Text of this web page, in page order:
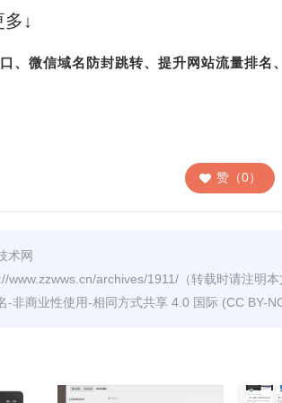
↓
、微信域名防封跳转、提升网站流量排
赞（0）
术网
www.zzwws.cn/archives/1911/ （转载时请注明
-非商业性使用-相同方式共享 4.0 国际 (CC BY-